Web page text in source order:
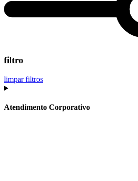
filtro
limpar filtros
Atendimento Corporativo